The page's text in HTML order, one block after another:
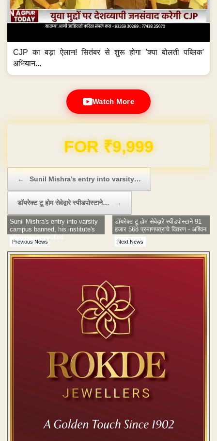
CJP का बड़ा ऐलान! सितंबर से शुरू होगा 'क्या बोलती पब्लिक'
अभियान...
Watch More
Domain & Hosting FREE for 1 Year
← Sunil Mishra’s entry into varsity…
डॉयरेक्ट टू होम सेवेद्वारे स्पीडपोस्टाने… →
Previous News
Sunil Mishra's entry into varsity
campus banned, his institute's
affiliation cancelled
Next News
डॉयरेक्ट टू होम सेवेद्वारे स्पीडपोस्टाने 91
हजार 568 प्रमाणपत्राचे वितरण - अश्विन
मुदगल